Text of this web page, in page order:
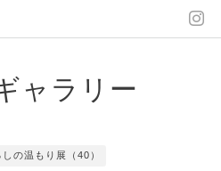
ャラリー
の温もり展（40）